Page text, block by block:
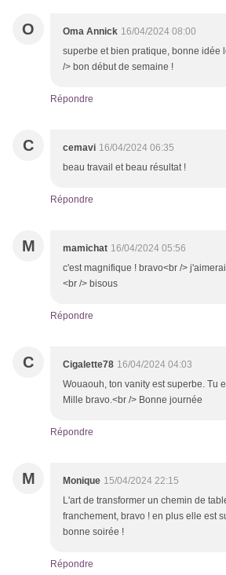
O Oma Annick 16/04/2024 08:00
superbe et bien pratique, bonne idée
/> bon début de semaine !
Répondre
C cemavi 16/04/2024 06:35
beau travail et beau résultat !
Répondre
M mamichat 16/04/2024 05:56
c'est magnifique ! bravo<br />
<br /> bisous
Répondre
C Cigalette78 16/04/2024 04:03
Wouaouh, ton vanity est superbe. Tu
Mille bravo.<br /> Bonne journée
Répondre
M Monique 15/04/2024 22:15
L'art de transformer un chemin de
franchement, bravo ! en plus elle est
bonne soirée !
Répondre